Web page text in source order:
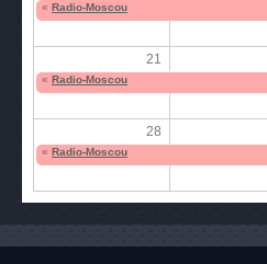
« Radio-Moscou
21
« Radio-Moscou
28
« Radio-Moscou